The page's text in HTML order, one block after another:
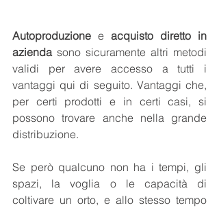
Autoproduzione e acquisto diretto in
azienda sono sicuramente altri metodi
validi per avere accesso a tutti i
vantaggi qui di seguito. Vantaggi che,
per certi prodotti e in certi casi, si
possono trovare anche nella grande
distribuzione.
Se però qualcuno non ha i tempi, gli
spazi, la voglia o le capacità di
coltivare un orto, e allo stesso tempo